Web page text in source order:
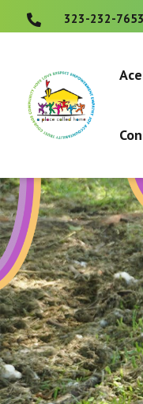
 323-232-7653